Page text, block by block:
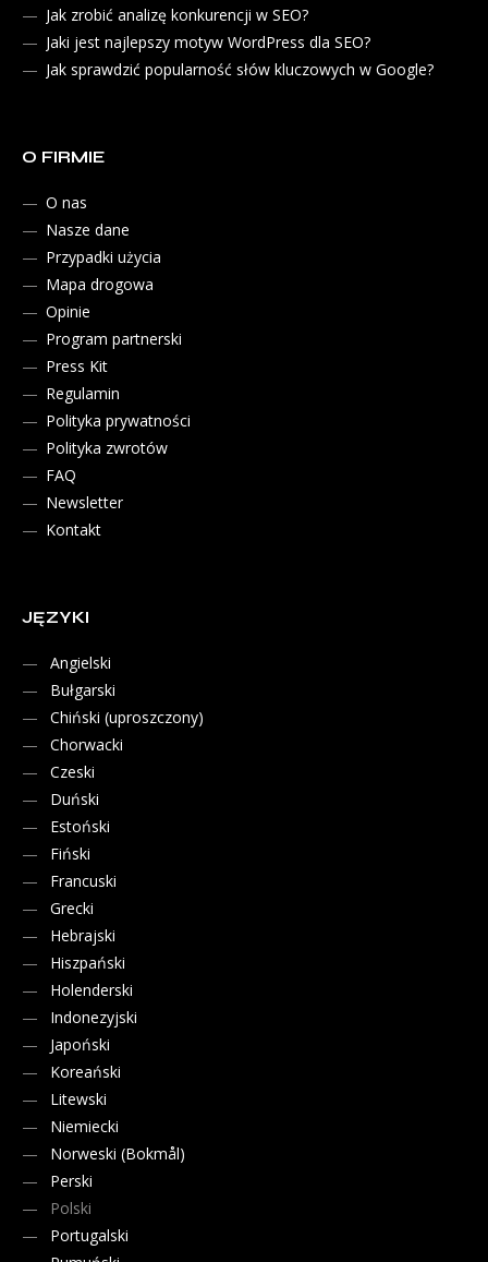
Jak zrobić analizę konkurencji w SEO?
Jaki jest najlepszy motyw WordPress dla SEO?
Jak sprawdzić popularność słów kluczowych w Google?
O FIRMIE
O nas
Nasze dane
Przypadki użycia
Mapa drogowa
Opinie
Program partnerski
Press Kit
Regulamin
Polityka prywatności
Polityka zwrotów
FAQ
Newsletter
Kontakt
JĘZYKI
Angielski
Bułgarski
Chiński (uproszczony)
Chorwacki
Czeski
Duński
Estoński
Fiński
Francuski
Grecki
Hebrajski
Hiszpański
Holenderski
Indonezyjski
Japoński
Koreański
Litewski
Niemiecki
Norweski (Bokmål)
Perski
Polski
Portugalski